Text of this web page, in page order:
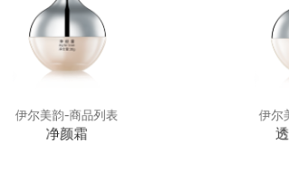
伊尔美韵-商品列表
净颜霜
伊尔